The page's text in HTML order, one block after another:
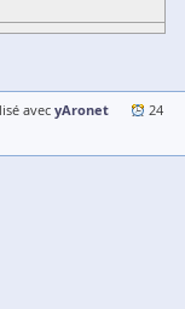
avec yAronet
24